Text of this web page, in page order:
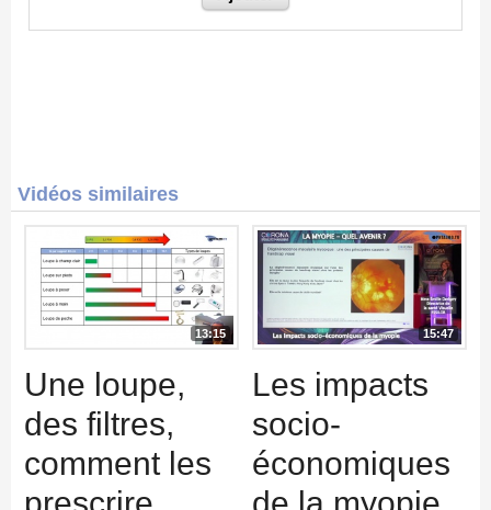
Vidéos similaires
13:15
Une loupe,
des filtres,
comment les
15:47
Les impacts
socio-
économiques